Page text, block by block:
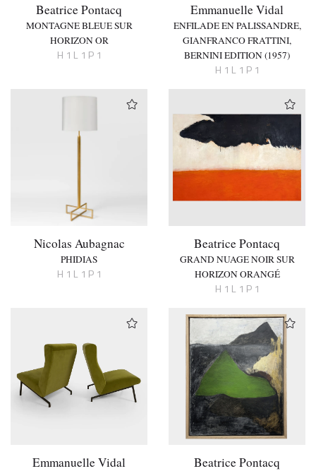
Beatrice Pontacq
MONTAGNE BLEUE SUR
HORIZON OR
H 1 L 1 P 1
Emmanuelle Vidal
ENFILADE EN PALISSANDRE,
GIANFRANCO FRATTINI,
BERNINI EDITION (1957)
H 1 L 1 P 1
Nicolas Aubagnac
PHIDIAS
H 1 L 1 P 1
Beatrice Pontacq
GRAND NUAGE NOIR SUR
HORIZON ORANGÉ
H 1 L 1 P 1
Emmanuelle Vidal Beatrice Pontacq